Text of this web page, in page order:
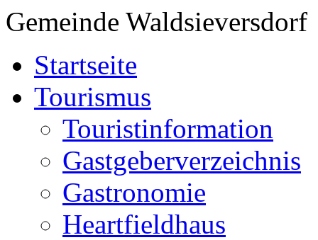
Gemeinde Waldsieversdorf
Startseite
Tourismus
Touristinformation
Gastgeberverzeichnis
Gastronomie
Heartfieldhaus